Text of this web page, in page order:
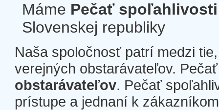
Máme Pečať spoľahlivosti
Slovenskej republiky
Naša spoločnosť patrí medzi
verejných obstarávateľov.
obstarávateľov. Pečať
prístupe a jednaní k